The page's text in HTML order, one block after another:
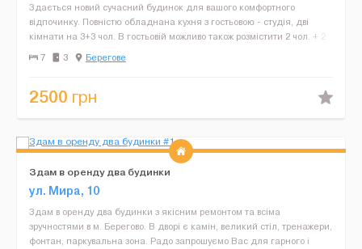
Здається новий сучасний будинок для вашого комфортного
відпочинку. Повністю обладнана кухня з гостьовою - студія, дві
кімнати на 3+3 чол. В гостьовій можливо також розмістити 2 чол. + 2
на розкладних кріслах. Надається постільна б...
7 3 Берегове
2500 грн
Здам в оренду два будинки
ул. Мира, 10
Здам в оренду два будинки з якісним ремонтом та всіма
зручностями в м. Берегово. В дворі є камін, великий стіл, тренажери,
фонтан, паркувальна зона. Радо запрошуємо Вас для гарного і